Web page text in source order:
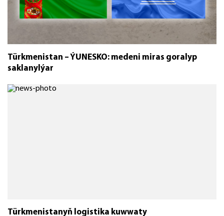
Türkmenistan – ÝUNESKO: medeni miras goralyp
saklanylýar
Türkmenistanyň logistika kuwwaty